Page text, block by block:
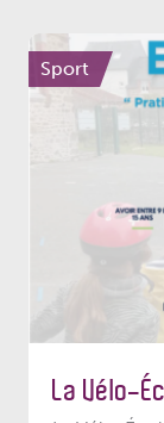
Sport
La Vélo-